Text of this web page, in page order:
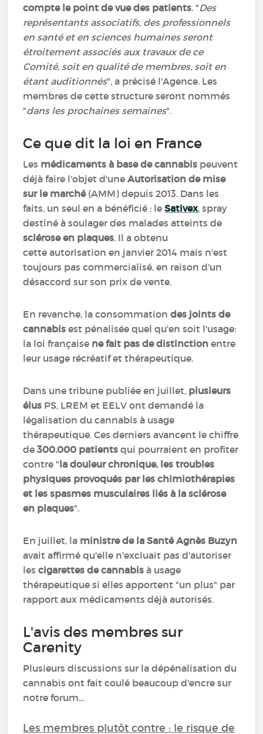
compte le point de vue des patients. "Des
représentants associatifs, des professionnels
en santé et en sciences humaines seront
étroitement associés aux travaux de ce
Comité, soit en qualité de membres, soit en
étant auditionnés", a précisé l'Agence. Les
membres de cette structure seront nommés
"dans les prochaines semaines".
Ce que dit la loi en France
Les médicaments à base de cannabis peuvent
déjà faire l'objet d'uneAutorisation de mise
sur le marché(AMM) depuis 2013. Dans les
faits, un seul en a bénéficié : leSativex, spray
destiné à soulager des malades atteints de
sclérose en plaques. Il a obtenu
cette autorisation en janvier 2014 mais n'est
toujours pas commercialisé, en raison d'un
désaccord sur son prix de vente.
En revanche, la consommationdes joints de
cannabis est pénalisée quel qu'en soit l'usage:
la loi française ne fait pas de distinction entre
leur usage récréatif et thérapeutique.
Dans une tribune publiée en juillet, plusieurs
élus PS, LREM et EELV ont demandé la
légalisation du cannabis à usage
thérapeutique. Ces derniers avancent le chiffre
de300.000 patients qui pourraient en profiter
contre "la douleur chronique, les troubles
physiques provoqués par les chimiothérapies
et les spasmes musculaires liés à la sclérose
en plaques".
En juillet, la ministre de la Santé Agnès Buzyn
avait affirmé qu'elle n'excluait pas d'autoriser
lescigarettes de cannabis à usage
thérapeutique si elles apportent "un plus" par
rapport aux médicaments déjà autorisés.
L'avis des membres sur
Carenity
Plusieurs discussions sur la dépénalisation du
cannabis ont fait coulé beaucoup d'encre sur
notre forum...
Les membres plutôt contre : le risque de